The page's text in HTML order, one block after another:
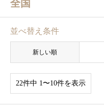
全国
並べ替え条件
新しい順
22件中 1〜10件を表示